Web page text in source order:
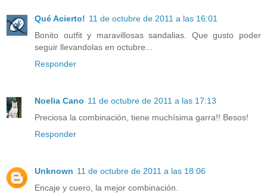
Qué Acierto! 11 de octubre de 2011 a las 16:01
Bonito outfit y maravillosas sandalias. Que gusto poder
seguir llevandolas en octubre...
Responder
Noelia Cano 11 de octubre de 2011 a las 17:13
Preciosa la combinación, tiene muchísima garra!! Besos!
Responder
Unknown 11 de octubre de 2011 a las 18:06
Encaje y cuero, la mejor combinación.